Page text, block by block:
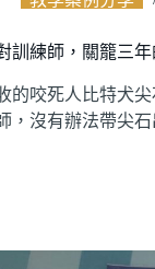
訓練師，關籠三
的咬死人比特犬
，沒有辦法帶尖